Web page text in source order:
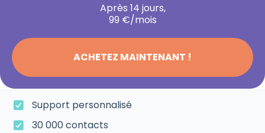
Après 14 jours,
99 €/mois
ACHETEZ MAINTENANT !
Support personnalisé
30 000 contacts